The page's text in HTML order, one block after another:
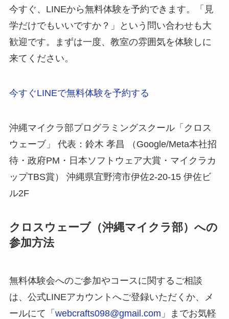
今すぐ、LINEから無料体験を予約できます。「見
学だけでもいいですか？」という問い合わせも大
歓迎です。まずは一度、教室の雰囲気を体験しに
来てください。
今すぐLINEで無料体験を予約する
沖縄マイクラ部プログラミングスクール「クロス
ウェーブ」 代表：鈴木 孝昌 （Google/Meta本社招
待・政府PM・日本ソフトウェア大賞・マイクラカ
ップTBS賞） 沖縄県宜野湾市伊佐2-20-15 伊佐ビ
ル2F
クロスウェーブ（沖縄マイクラ部）への
参加方法
無料体験会へのご参加やコースに関するご相談
は、公式LINEアカウントへご登録いただくか、メ
ールにて「 webcrafts098@gmail.com 」までお気軽